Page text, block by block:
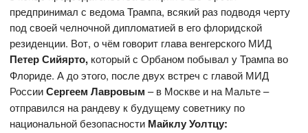
предпринимал с ведома Трампа, всякий раз подводя черту
под своей челночной дипломатией в его флоридской
резиденции. Вот, о чём говорит глава венгерского МИД
Петер Сийярто, который с Орбаном побывал у Трампа во
Флориде. А до этого, после двух встреч с главой МИД
РоссииСергеем Лавровым– в Москве и на Мальте –
отправился на рандеву к будущему советнику по
национальной безопасности Майклу Уолтцу: